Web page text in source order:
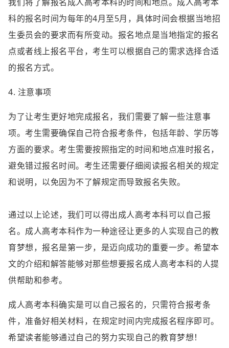
科的报名时间为每年的4月至5月，具体时间会根据当地招
生委员会的要求而有所变动。报名地点是当地指定的报名
点或者线上报名平台，考生可以根据自己的需求选择合适
的报名方式。
4. 注意事项
为了让考生更好地完成报名，我们需要了解一些注意事
项。考生需要确保自己符合报考条件，包括年龄、学历等
方面的要求。考生需要按照指定的时间和地点准时报名，
避免错过报名时间。考生还需要仔细阅读报名相关的规定
和说明，以免因为不了解规定而导致报名失败。
通过以上论述，我们可以得出成人高考本科可以自己报
名。成人高考本科作为一种途径让更多的人实现自己的教
育梦想，报名是第一步，是迈向成功的重要一步。希望本
文的介绍和解答能够对那些想要报名成人高考本科的人提
供帮助和参考。
成人高考本科确实是可以自己报名的，只需符合报考条
件，准备好相关材料，在规定时间内完成报名程序即可。
希望读者能够通过自己的努力实现自己的教育梦想！